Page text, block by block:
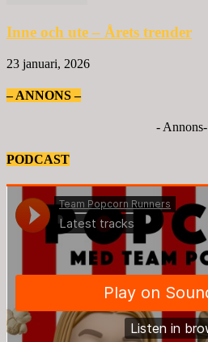
Inne och ute – Årets trender
23 januari, 2026
– ANNONS –
- Annons-
PODCAST